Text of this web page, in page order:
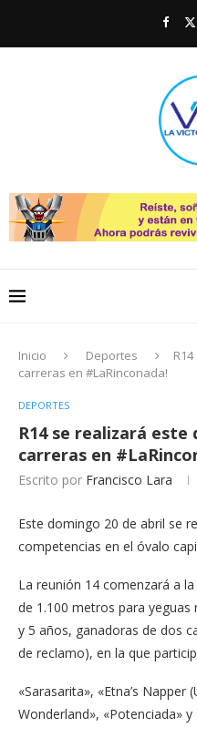
Inicio Deportes
carreras en #LaRinconada!
DEPORTES
R14 se realizará este
carreras en
Escrito por Francisco Lara
Este domingo 20 de abril se
competencias en el óvalo
La reunión 14 comenzará a
de 1.100 metros para
y 5 años, ganadoras de dos
de reclamo), en la que
«Sarasarita», «Etna’s Napper
Wonderland», «Potenciada» y